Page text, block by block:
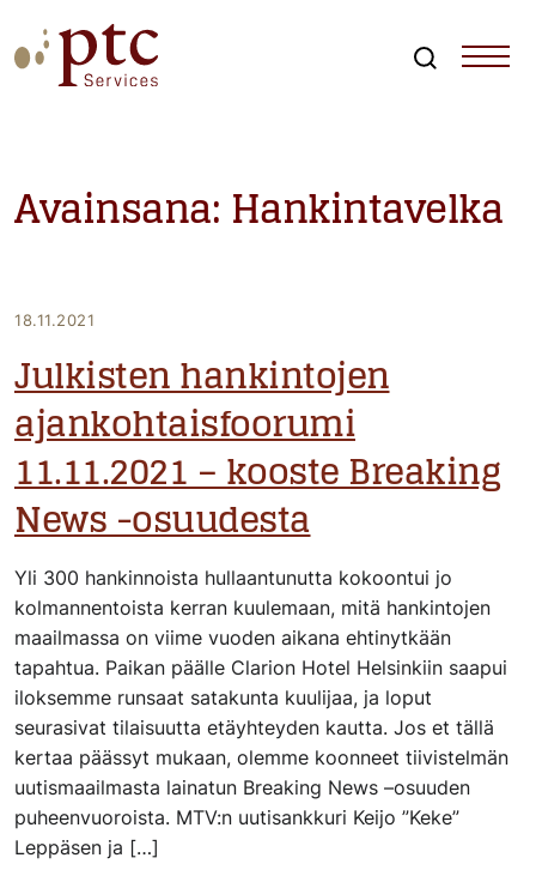
to
content
Avainsana: Hankintavelka
18.11.2021
Julkisten hankintojen
ajankohtaisfoorumi
11.11.2021 – kooste Breaking
News -osuudesta
Yli 300 hankinnoista hullaantunutta kokoontui jo
kolmannentoista kerran kuulemaan, mitä hankintojen
maailmassa on viime vuoden aikana ehtinytkään
tapahtua. Paikan päälle Clarion Hotel Helsinkiin saapui
iloksemme runsaat satakunta kuulijaa, ja loput
seurasivat tilaisuutta etäyhteyden kautta. Jos et tällä
kertaa päässyt mukaan, olemme koonneet tiivistelmän
uutismaailmasta lainatun Breaking News –osuuden
puheenvuoroista. MTV:n uutisankkuri Keijo ”Keke”
Leppäsen ja […]